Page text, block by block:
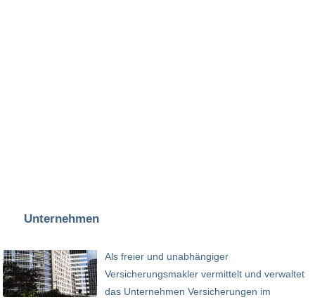
Unternehmen
Als freier und unabhängiger
Versicherungsmakler vermittelt und verwaltet
das Unternehmen Versicherungen im